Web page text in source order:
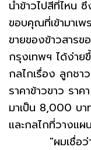
นำข้าวไปสีที่ไหน
ขอบคุณที่เข้ามาเพ
ขายของข้าวสารข
กรุงเทพฯ ได้ง่าย
กลไกเรื่อง ลูกชา
ราคาข้าวขาว รา
มาเป็น 8,000 บา
และกลไกที่วางแ
"ผมเชื่อว่า เร